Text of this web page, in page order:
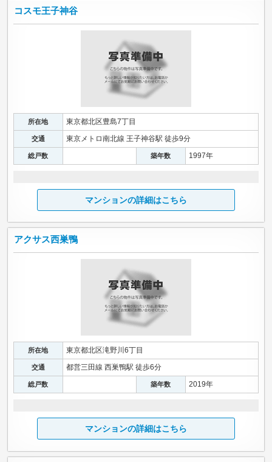
コスモ王子神谷
所在地 東京都北区豊島7丁目
交通 東京メトロ南北線 王子神谷駅 徒歩9分
総戸数 築年数 1997年
マンションの詳細はこちら
アクサス西巣鴨
所在地 東京都北区滝野川6丁目
交通 都営三田線 西巣鴨駅 徒歩6分
総戸数 築年数 2019年
マンションの詳細はこちら